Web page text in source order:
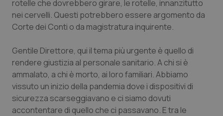
Valle D’Aosta
Veneto
Oncodermatologia
Oncoematologia
Oncologia & Nutrizione
Psoriasi & pelle
Quotidiano Cardiologia
rotelle che dovrebbero girare, le rotelle, innanzitutto
nei cervelli. Questi potrebbero essere argomento da
Corte dei Conti o da magistratura inquirente.
Gentile Direttore, qui il tema più urgente è quello di
rendere giustizia al personale sanitario. A chi si è
ammalato, a chi è morto, ai loro familiari. Abbiamo
vissuto un inizio della pandemia dove i dispositivi di
sicurezza scarseggiavano e ci siamo dovuti
accontentare di quello che ci passavano. E tra le